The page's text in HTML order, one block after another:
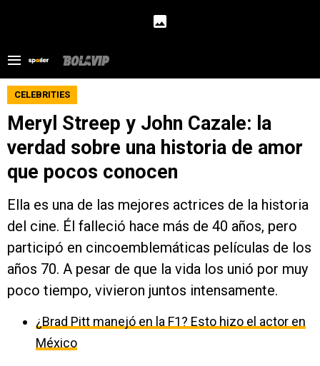
CELEBRITIES
Meryl Streep y John Cazale: la
verdad sobre una historia de amor
que pocos conocen
Ella es una de las mejores actrices de la historia
del cine. Él falleció hace más de 40 años, pero
participó en cincoemblemáticas películas de los
años 70. A pesar de que la vida los unió por muy
poco tiempo, vivieron juntos intensamente.
¿Brad Pitt manejó en la F1? Esto hizo el actor en
México